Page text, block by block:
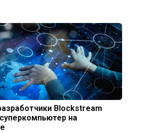
Blockstream
на